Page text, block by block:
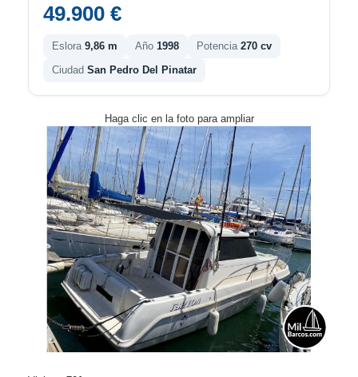
49.900 €
Eslora 9,86 m Año 1998 Potencia 270 cv
Ciudad San Pedro Del Pinatar
Haga clic en la foto para ampliar